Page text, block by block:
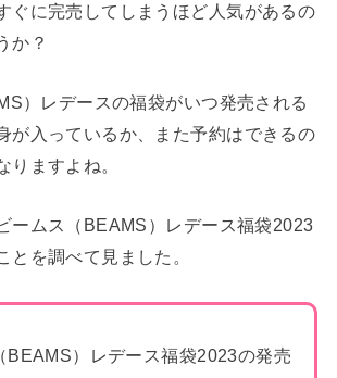
ぐに完売してしまうほど人気があるの
か？
）レデースの福袋がいつ発売される
が入っているか、また予約はできるの
りますよね。
ームス（BEAMS）レデース福袋2023
とを調べて見ました。
BEAMS）レデース福袋2023の発売